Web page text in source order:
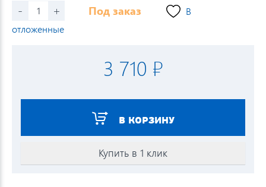
- + Под заказ
В
отложенные
3 710 ₽
В КОРЗИНУ
Купить в 1 клик